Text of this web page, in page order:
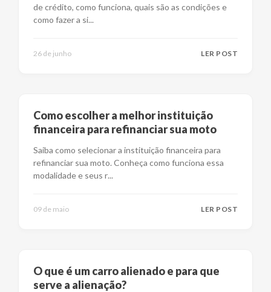
de crédito, como funciona, quais são as condições e
como fazer a si...
26 de junho LER POST
Como escolher a melhor instituição
financeira para refinanciar sua moto
Saiba como selecionar a instituição financeira para
refinanciar sua moto. Conheça como funciona essa
modalidade e seus r...
09 de maio LER POST
O que é um carro alienado e para que
serve a alienação?